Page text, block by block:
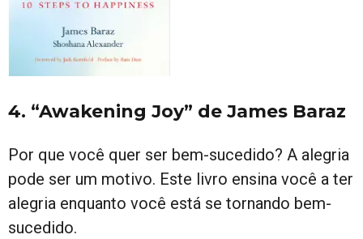
4. “Awakening Joy” de James Baraz
Por que você quer ser bem-sucedido? A alegria
pode ser um motivo. Este livro ensina você a ter
alegria enquanto você está se tornando bem-
sucedido.